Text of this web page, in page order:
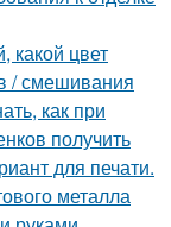
какой цвет
/ смешивания
как при
получить
для печати.
металла